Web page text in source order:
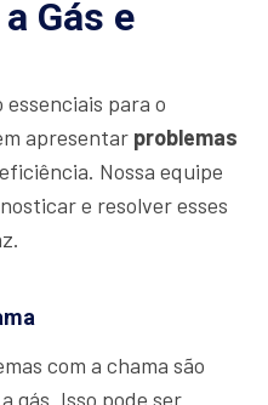
Gás e
essenciais para o
apresentar problemas
Nossa equipe
e resolver esses
com a chama são
gás. Isso pode ser